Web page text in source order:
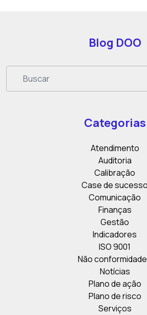
Blog DOO
Categorias
Atendimento
Auditoria
Calibração
Case de sucesso
Comunicação
Finanças
Gestão
Indicadores
ISO 9001
Não
Notícias
Plano de ação
Plano de risco
Serviços